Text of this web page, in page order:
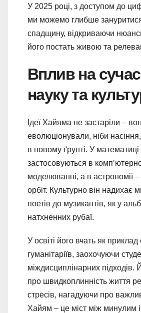
У 2025 році, з доступом до
ми можемо глибше
спадщину, відкриваючи
його постать живою та
Вплив на
науку та
Ідеї Хайяма не застаріли –
еволюціонували, ніби
в новому ґрунті. У
застосовуються в
моделюванні, а в астрономії
орбіт. Культурно він надихає
поетів до музикантів, як у
натхненних рубаї.
У освіті його вчать як приклад
гуманітаріїв, заохочуючи
міждисциплінарних підходів.
про швидкоплинність життя
стресів, нагадуючи про
Хайям – це міст між минулим